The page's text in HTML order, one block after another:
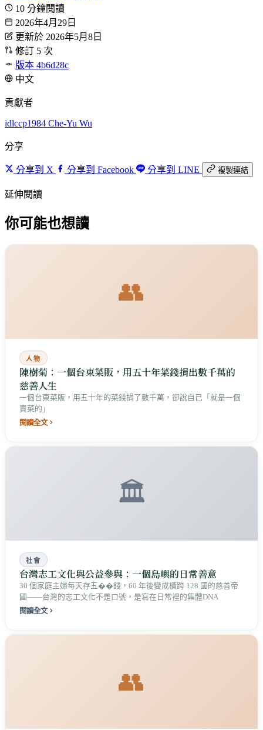
10 分鐘閱讀
2026年4月29日
更新於 2026年5月8日
修訂 5 次
版本 4b6d28c
中文
貢獻者
idlccp1984 Che-Yu Wu
分享
分享到 X 分享到 Facebook 分享到 LINE 複製連結
延伸閱讀
你可能也想讀
👥
人物
陳樹菊：一個台東菜販，用五十年菜錢捐出數千萬的
慈善人生
一個台東菜販，用五十年的菜錢捐了數千萬，卻說自己「就是一個
賣菜的」
閱讀全文
🏛️
社會
台灣志工文化與公益參與：一個島嶼的日常善意
30 個家庭主婦每天存五��錢，60 年後變成橫跨 128 國的慈善帝
國——台灣的志工文化不是口號，是寫在日常裡的集體DNA
閱讀全文
👥